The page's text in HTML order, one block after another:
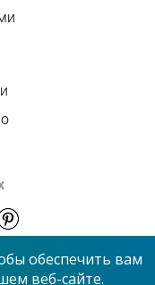
обеспечить вам
веб-сайте.